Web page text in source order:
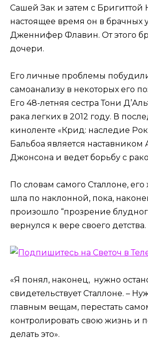
Сашей Зак и затем с Бригиттой
настоящее время он в брачных
Дженнифер Флавин. От этого
дочери.
Его личные проблемы
самоанализу в некоторых его
Его 48-летняя сестра Тони
рака легких в 2012 году. В
киноленте «Крид: наследие
Бальбоа является наставником
Джонсона и ведет борьбу с
По словам самого Сталлоне, его
шла по наклонной, пока,
произошло “прозрение
вернулся к вере своего детства.
«Я понял, наконец, нужно
свидетельствует Сталлоне. –
главным вещам, перестать
контролировать свою жизнь и
делать это».